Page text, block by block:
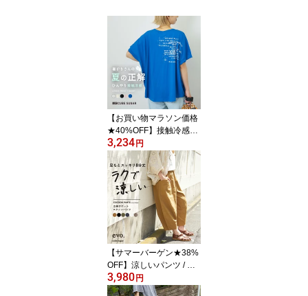
【お買い物マラソン価格
★40%OFF】接触冷感T
シャツ / 公式 CUBE SUG
AR 冷感天竺 ドルマン タ
ック入り プルオーバー T
シャツ (5色): アメカジ レ
ディース トップス Tシャ
ツ ひんやり ロゴTシャツ
半袖 カットソー カジュ
アル キューブシュガー
3,234 円
【サマーバーゲン★38%
OFF】涼しいパンツ / WE
B限定 cube sugar evo.
(キューブシュガーエボ)
3,980 円